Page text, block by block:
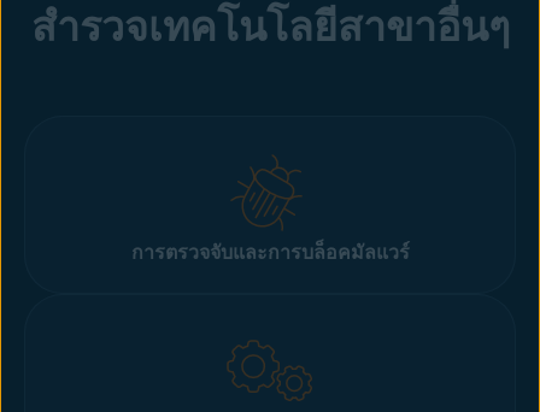
สำรวจเทคโนโลยีสาขาอื่นๆ
การตรวจจับและการบล็อคมัลแวร์